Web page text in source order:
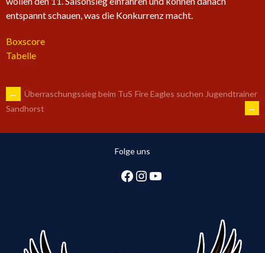
entspannt schauen, was die Konkurrenz macht.
Boxscore
Tabelle
ARTIKEL-
NAVIGATION
←
Überraschungssieg beim TuS
Sandhorst
Fire Eagles suchen Jugendtrainer
→
Folge uns
Facebook
Instagram
YouTube